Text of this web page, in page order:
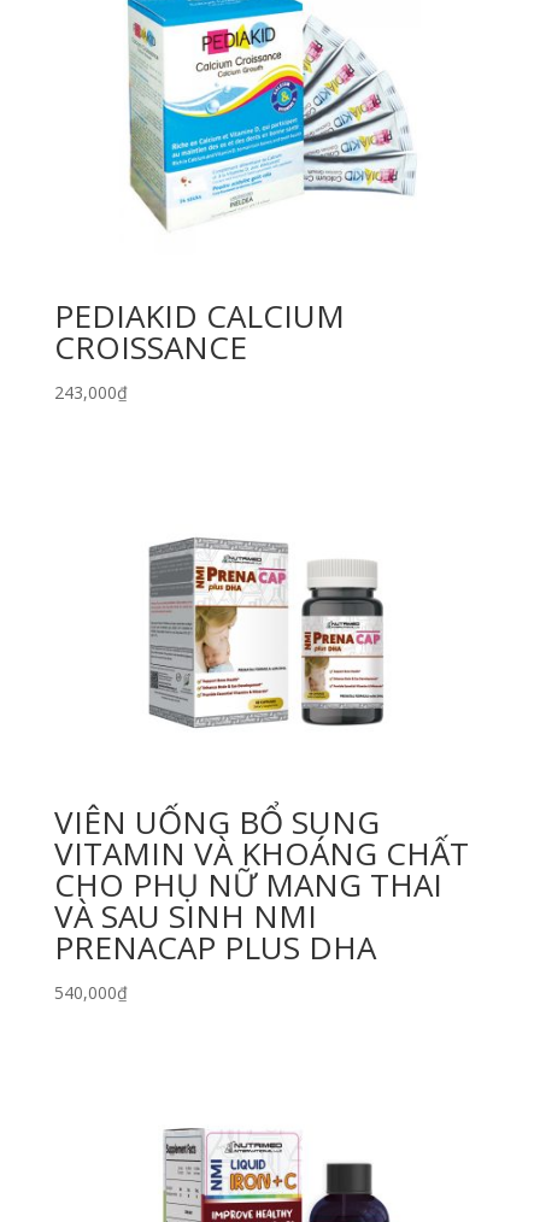
PEDIAKID CALCIUM
CROISSANCE
243,000₫
VIÊN UỐNG BỔ SUNG
VITAMIN VÀ KHOÁNG CHẤT
CHO PHỤ NỮ MANG THAI
VÀ SAU SINH NMI
PRENACAP PLUS DHA
540,000₫